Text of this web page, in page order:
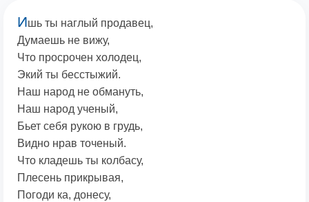
Ишь ты наглый продавец,
Думаешь не вижу,
Что просрочен холодец,
Экий ты бесстыжий.
Наш народ не обмануть,
Наш народ ученый,
Бьет себя рукою в грудь,
Видно нрав точеный.
Что кладешь ты колбасу,
Плесень прикрывая,
Погоди ка, донесу,